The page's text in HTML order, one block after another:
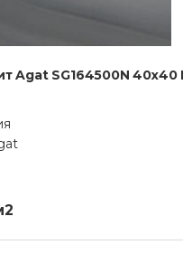
Agat SG164500N 40х40